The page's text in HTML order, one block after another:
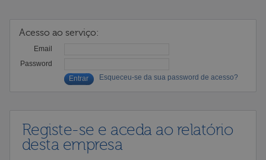
Acesso ao serviço:
Email
Password
Esqueceu-se da sua password de acesso?
Registe-se e aceda ao relatório
desta empresa